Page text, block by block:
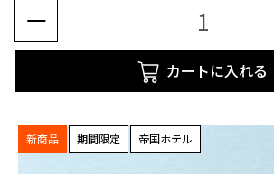
カートに入れる
新商品 期間限定 帝国ホテル